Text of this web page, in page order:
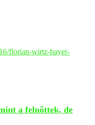
florian-wirtz-bayer-
a felnőttek, de